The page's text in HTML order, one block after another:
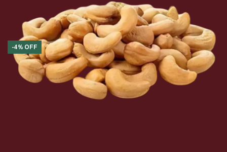
-4% OFF